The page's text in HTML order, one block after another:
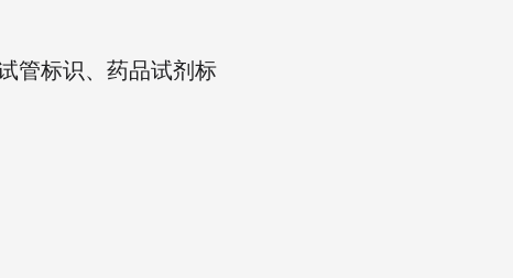
管标识、药品试剂标